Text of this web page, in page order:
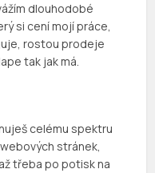
dlouhodobé
si cení mojí práce,
rostou prodeje
tak jak má.
celému spektru
stránek,
třeba po potisk na